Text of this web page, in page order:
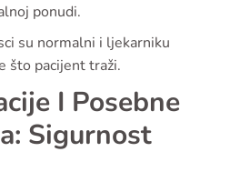
ponudi.
su normalni i ljekarniku
što pacijent traži.
I Posebne
Sigurnost